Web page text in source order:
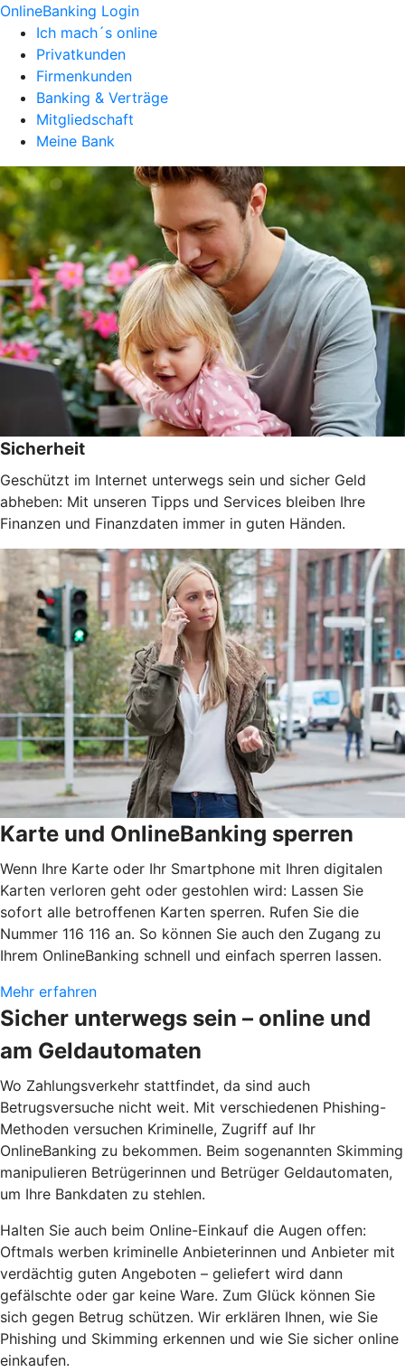
OnlineBanking Login
Ich mach´s online
Privatkunden
Firmenkunden
Banking & Verträge
Mitgliedschaft
Meine Bank
Sicherheit
Geschützt im Internet unterwegs sein und sicher Geld
abheben: Mit unseren Tipps und Services bleiben Ihre
Finanzen und Finanzdaten immer in guten Händen.
Karte und OnlineBanking sperren
Wenn Ihre Karte oder Ihr Smartphone mit Ihren digitalen
Karten verloren geht oder gestohlen wird: Lassen Sie
sofort alle betroffenen Karten sperren. Rufen Sie die
Nummer 116 116 an. So können Sie auch den Zugang zu
Ihrem OnlineBanking schnell und einfach sperren lassen.
Mehr erfahren
Sicher unterwegs sein – online und
am Geldautomaten
Wo Zahlungsverkehr stattfindet, da sind auch
Betrugsversuche nicht weit. Mit verschiedenen Phishing-
Methoden versuchen Kriminelle, Zugriff auf Ihr
OnlineBanking zu bekommen. Beim sogenannten Skimming
manipulieren Betrügerinnen und Betrüger Geldautomaten,
um Ihre Bankdaten zu stehlen.
Halten Sie auch beim Online-Einkauf die Augen offen:
Oftmals werben kriminelle Anbieterinnen und Anbieter mit
verdächtig guten Angeboten – geliefert wird dann
gefälschte oder gar keine Ware. Zum Glück können Sie
sich gegen Betrug schützen. Wir erklären Ihnen, wie Sie
Phishing und Skimming erkennen und wie Sie sicher online
einkaufen.